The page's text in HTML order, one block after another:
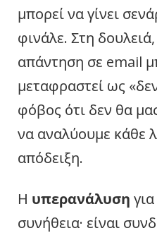
μπορεί να γίνει
φινάλε. Στη
απάντηση σε email
μεταφραστεί ως
φόβος ότι δεν θα
να αναλύουμε κάθε
απόδειξη.
Η υπερανάλυση
συνήθεια· είναι